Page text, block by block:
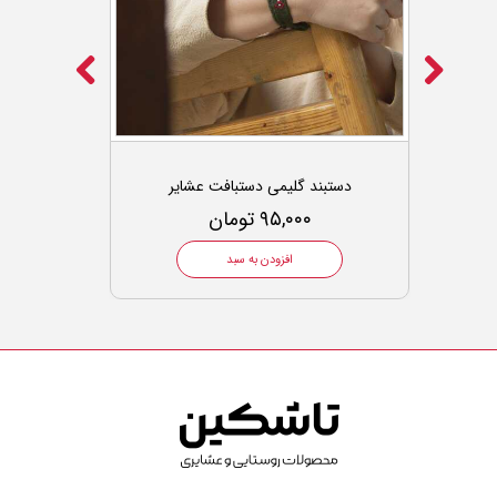
دستبند گلیمی دستبافت عشایر
۹۵,۰۰۰ تومان
افزودن به سبد